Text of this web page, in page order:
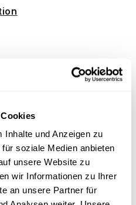
Inhalte und Anzeigen zu
soziale Medien anbieten
unsere Website zu
wir Informationen zu Ihrer
an unsere Partner für
[Etudiants]
activement à un cours
Assistent/in oder